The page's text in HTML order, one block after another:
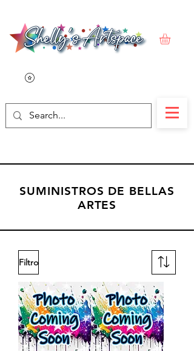
SUMINISTROS DE BELLAS
ARTES
Filtro